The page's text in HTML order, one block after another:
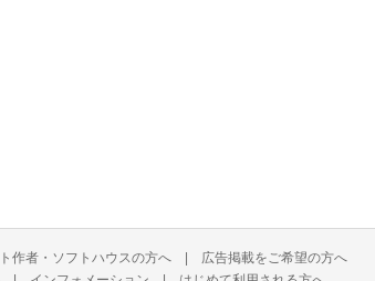
作者・ソフトハウスの方へ | 広告掲載をご希望の方へ